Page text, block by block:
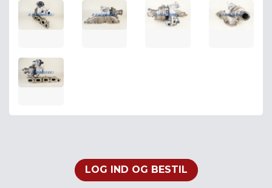
LOG IND OG BESTIL